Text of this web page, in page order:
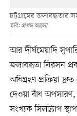
চট্টগ্রামের জলাবদ্ধতার
ছবি: প্রথম আলো
আর দীর্ঘমেয়াদি
জলাবদ্ধতা নিরসন
অধিগ্রহণ প্রক্রিয়া
দেওয়া বাঁধ
সংখ্যক সিলট্র্যাপ